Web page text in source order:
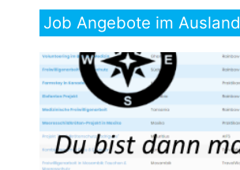
Job Angebote im Ausland